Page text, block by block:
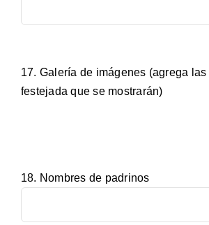
17. Galería de imágenes (agrega
festejada que se mostrarán)
18. Nombres de padrinos